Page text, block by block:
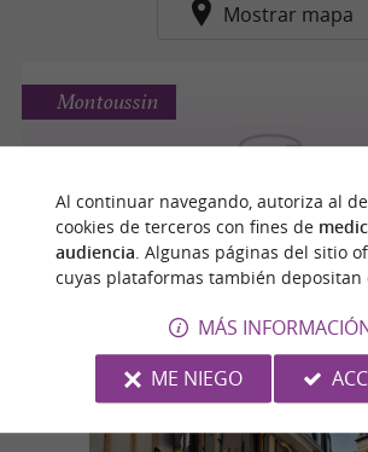
Mostrar mapa
Maison Abadie
Montoussin
Al continuar navegando, autoriza al
cookies de terceros con fines de
audiencia . Algunas páginas del sitio
cuyas plataformas también depositan
MÁS
ME NIEGO